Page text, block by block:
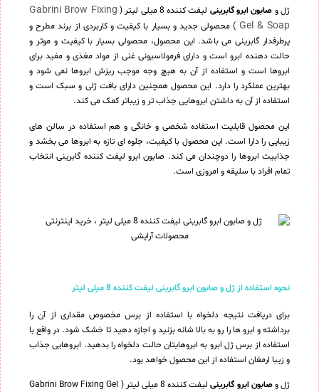
ژل و صابون ابرو گابرینی لیفت کننده 8 میلی لیتر (
Gabrini Brow Fixing
Gel & Soap ) محصولی جدید و بسیار با کیفیت و کاربردی از برند مطرح و
پرطرفدار گابرینی می باشد. این محصول، محصولی بسیار با کیفیت و موثر و
حالت دهنده ابرو است و دارای فرمولاسیونی غنی از مواد مغذی و مفید برای
ابروها است و استفاده از آن به هیچ وجه موجب ریزش ابروها نمی شود و
بهترین عملکرد را دارد. این محصول همچنین دارای بافت ژلی و سبک است و
استفاده از آن به داشتن ابروهایی جذاب تر و زیباتر کمک می کند.
این محصول قابلیت استفاده شخصی و خانگی و هم استفاده در سالن های
زیبایی را دارا است. این محصول با کیفیت، جلوه ای تازه به ابروها می بخشد و
جذابیت ابروها را دوچندان می کند. صابون ابرو لیفت کننده گابرینی انتخاب
تمام افراد با سلیقه و امروزی است.
نحوه استفاده از ژل و صابون ابرو گابرینی لیفت کننده 8 میلی لیتر
برای دریافت نتیجه دلخواه با استفاده از برس مخصوص مقداری از آن را
برداشته و ابرو ها را رو به بالا شانه بزنید و اجازه دهید تا خشک شود. در واقع با
استفاده از برس ژل ابرو به ابروهایتان حالت دلخواه را بدهید. ابروهایی جذاب
و زیبا ارمغان استفاده از این محصول خواهد بود.
ژل وصابون ابرو گابرینی
لیفت کننده 8 میلی لیتر ( Gabrini Brow Fixing Gel